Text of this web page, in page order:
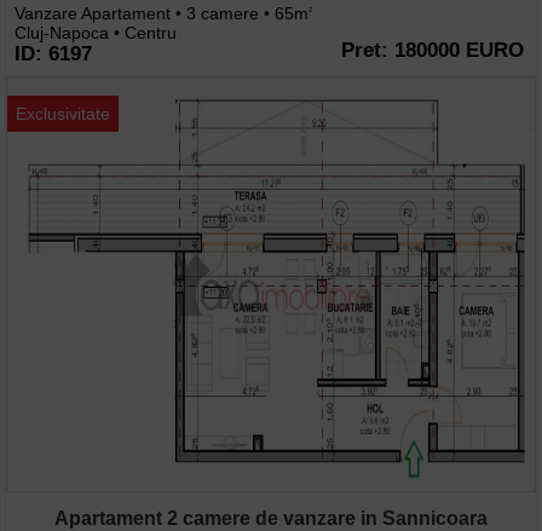
Vanzare Apartament • 3 camere • 65m2
Cluj-Napoca • Centru
ID: 6197 Pret: 180000 EURO
Exclusivitate
Apartament 2 camere de vanzare in Sannicoara